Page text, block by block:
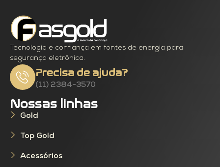
Tecnologia e confiança em fontes de energia para
segurança eletrônica.
Precisa de ajuda?
(11) 2384-3570
Nossas linhas
Gold
Top Gold
Acessórios